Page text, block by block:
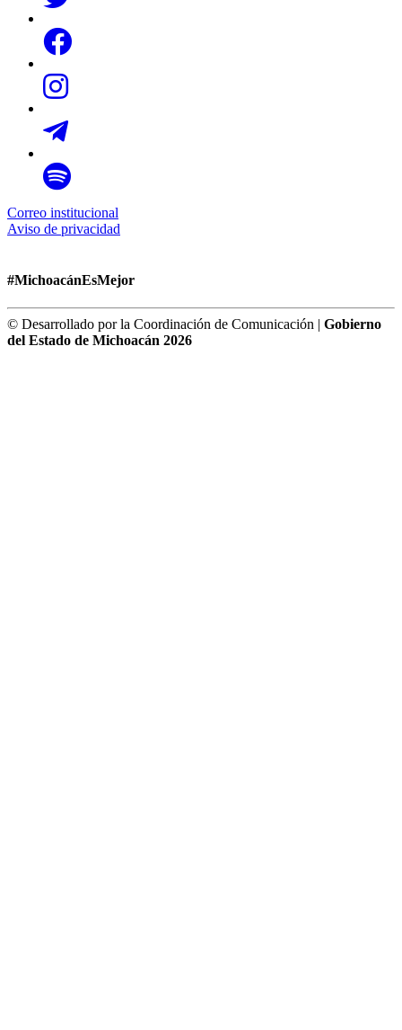
Correo institucional
Aviso de privacidad
#MichoacánEsMejor
© Desarrollado por la Coordinación de Comunicación | Gobierno
del Estado de Michoacán 2026